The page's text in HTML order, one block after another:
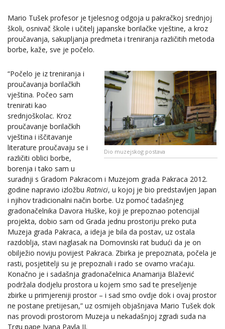
Mario Tušek profesor je tjelesnog odgoja u pakračkoj srednjoj
školi, osnivač škole i učitelj japanske borilačke vještine, a kroz
proučavanja, sakupljanja predmeta i treniranja različitih metoda
borbe, kaže, sve je počelo.
Dio muzejskog postava
“Počelo je iz treniranja i
proučavanja borilačkih
vještina. Počeo sam
trenirati kao
srednjoškolac. Kroz
proučavanje borilačkih
vještina i iščitavanje
literature proučavaju se i
različiti oblici borbe,
borenja i tako sam u
suradnji s Gradom Pakracom i Muzejom grada Pakraca 2012.
godine napravio izložbu Ratnici, u kojoj je bio predstavljen Japan
i njihov tradicionalni način borbe. Uz pomoć tadašnjeg
gradonačelnika Davora Huške, koji je prepoznao potencijal
projekta, dobio sam od Grada jednu prostoriju preko puta
Muzeja grada Pakraca, a ideja je bila da postav, uz ostala
razdoblja, stavi naglasak na Domovinski rat budući da je on
obilježio noviju povijest Pakraca. Zbirka je prepoznata, počela je
rasti, posjetitelji su je prepoznali i rado se ovamo vraćaju.
Konačno je i sadašnja gradonačelnica Anamarija Blažević
podržala dodjelu prostora u kojem smo sad te preseljenje
zbirke u primjereniji prostor – i sad smo ovdje dok i ovaj prostor
ne postane pretijesan,” uz osmijeh objašnjava Mario Tušek dok
nas provodi prostorom Muzeja u nekadašnjoj zgradi suda na
Trgu pape Ivana Pavla II.